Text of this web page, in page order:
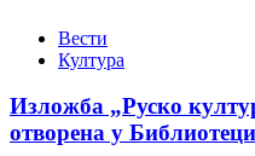
Вести
Култура
Изложба „Руско
отворена у